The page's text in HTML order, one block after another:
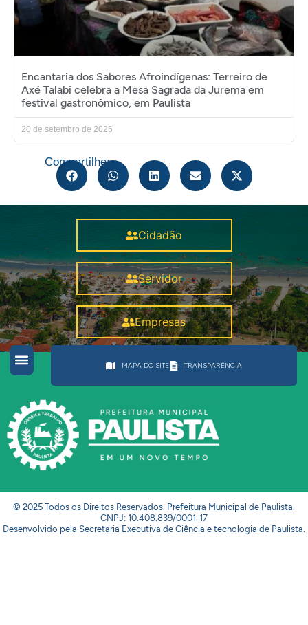
Encantaria dos Sabores Afroindígenas: Terreiro de
Axé Talabi celebra a Mesa Sagrada da Jurema em
festival gastronômico, em Paulista
20 de setembro de 2025
Compartilhe:
Cidadão
Servidor
Empresas
MAPA DO SITE TRANSPARÊNCIA
© 2025 Todos os Direitos Reservados. Prefeitura Municipal de Paulista.
CNPJ: 10.408.839/0001-17
Desenvolvido pela Secretaria Executiva de Ciência e tecnologia de Paulista.